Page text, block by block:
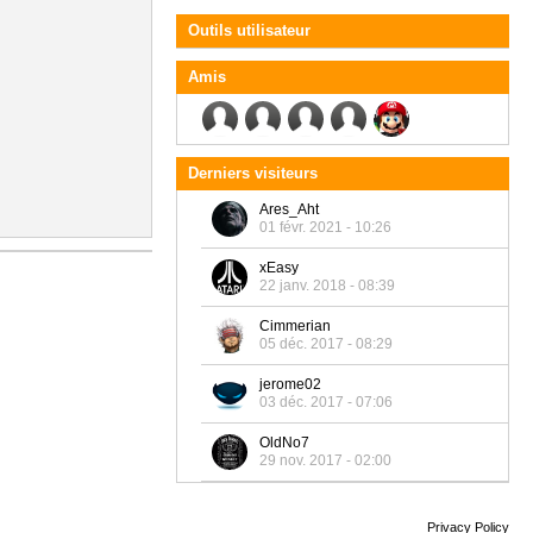
Outils utilisateur
Amis
Derniers visiteurs
Ares_Aht
01 févr. 2021 - 10:26
xEasy
22 janv. 2018 - 08:39
Cimmerian
05 déc. 2017 - 08:29
jerome02
03 déc. 2017 - 07:06
OldNo7
29 nov. 2017 - 02:00
Privacy Policy